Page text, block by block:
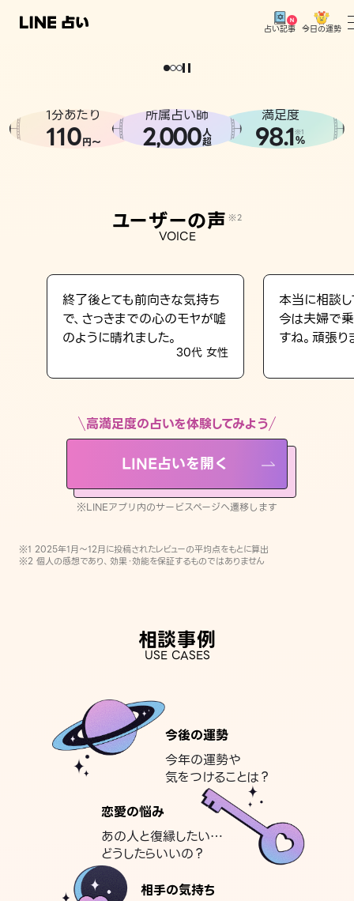
占い記事 今日の運勢
相談事例
LINE占いを開く
※LINEアプリ内のサービスページへ遷移します
どうせなら
。
1分あたり
110円〜
所属占い師
2,000人
超
満足度
98.1※1
%
ユーザーの声 ※2
VOICE
終了後とても前向きな気持ち
で、さっきまでの心のモヤが嘘
のように晴れました。
30代 女性
本当に相談し
今は夫婦で
すね。頑張り
高満足度の占いを体験してみよう
LINE占いを開く
※LINEアプリ内のサービスページへ遷移します
※1 2025年1月〜12月に投稿されたレビューの平均点をもとに算出
※2 個人の感想であり、効果・効能を保証するものではありません
相談事例
USE CASES
今後の運勢
今年の運勢や
気をつけることは？
恋愛の悩み
あの人と復縁したい…
どうしたらいいの？
相手の気持ち